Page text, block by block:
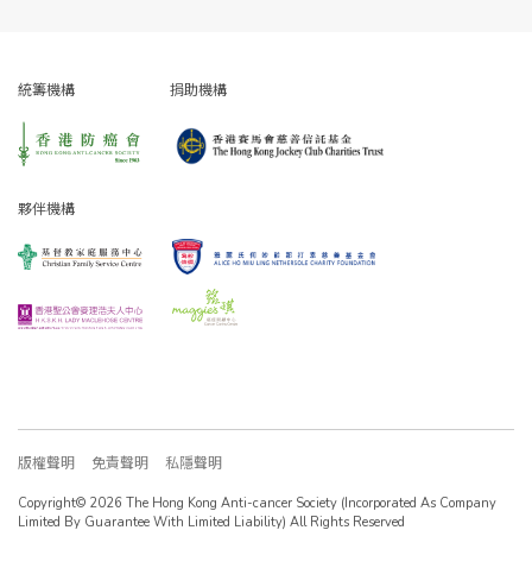
統籌機構 捐助機構
夥伴機構
版權聲明 免責聲明 私隱聲明
Copyright© 2026 The Hong Kong Anti-cancer Society (Incorporated As Company
Limited By Guarantee With Limited Liability) All Rights Reserved